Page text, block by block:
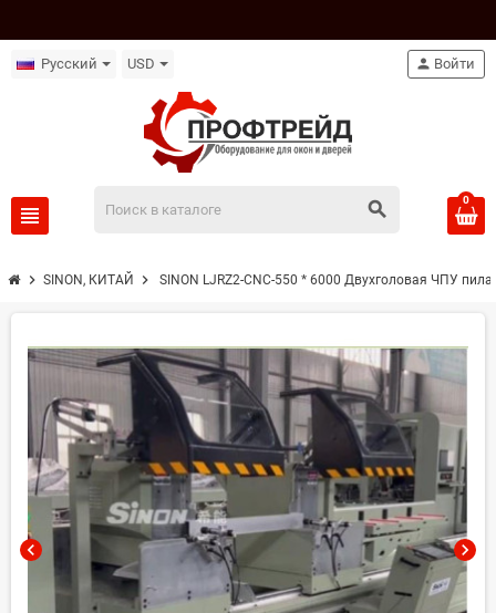
Русский USD
view_headline search
person Войти
0
chevron_right SINON, КИТАЙ chevron_right SINON LJRZ2-CNC-550 * 6000 Двухголовая ЧПУ
chevron_left chevron_right